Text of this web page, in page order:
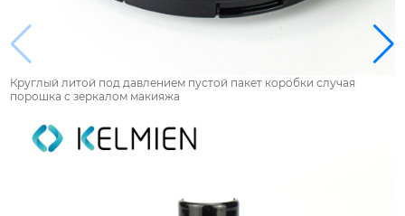
Круглый литой под давлением пустой пакет коробки случая
порошка с зеркалом макияжа